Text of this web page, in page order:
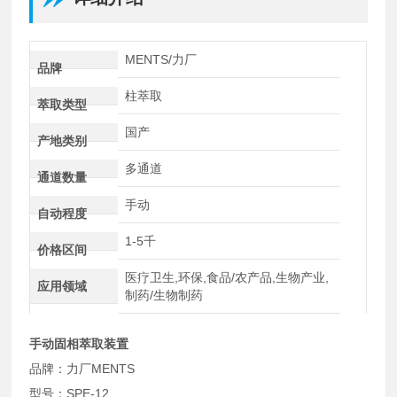
品牌
MENTS/力厂
萃取类型
柱萃取
产地类别
国产
通道数量
多通道
自动程度
手动
价格区间
1-5千
应用领域
医疗卫生,环保,食品/农产品,生物产业,
制药/生物制药
手动固相萃取装置
品牌：力厂MENTS
型号：SPE-12